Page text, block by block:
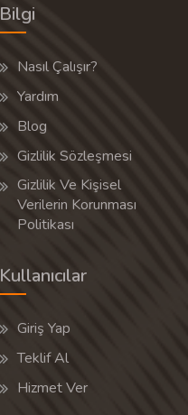
Bilgi
Nasıl Çalışır?
Yardım
Blog
Gizlilik Sözleşmesi
Gizlilik Ve Kişisel
Verilerin Korunması
Politikası
Kullanıcılar
Giriş Yap
Teklif Al
Hizmet Ver